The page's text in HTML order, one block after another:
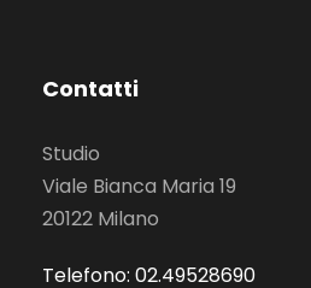
Contatti
Studio
Viale Bianca Maria 19
20122 Milano
Telefono: 02.49528690